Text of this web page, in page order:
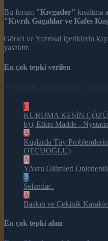
Bu forum "Kıvgader" kısaltma
"Kıvrık Gagalılar ve Kafes
Görsel ve Yazınsal içeriklerin
yasaktır.
En çok tepki verilen
C
KURUMA KESİN
b) ( Etkin Madde -
A
Kuşlarda Tüy
OTÇUOĞLU)
A
YAvru Ölümleri
E
Selamlar..
A
Baskın ve Çekinik
En çok tepki alan